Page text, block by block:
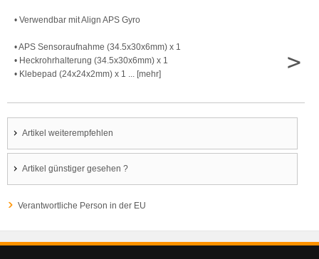
• Verwendbar mit Align APS Gyro
• APS Sensoraufnahme (34.5x30x6mm) x 1
• Heckrohrhalterung (34.5x30x6mm) x 1
• Klebepad (24x24x2mm) x 1 ... [mehr]
>
Artikel weiterempfehlen
Artikel günstiger gesehen ?
Verantwortliche Person in der EU